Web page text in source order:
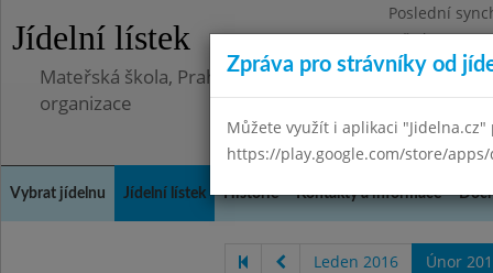
Jídelní lístek
Poslední
Středa
Mateřská škola, Praha 5 - Barrandov, Lohniského
organizace
Vybrat jídelnu Jídelní lístek Historie Kontakty a informace
Leden 2016 Únor
Zpráva pro strávníky od
Můžete využít i aplikaci
https://play.google.com/store/